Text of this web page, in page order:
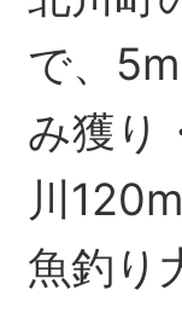
で、
み獲り
川
魚釣り